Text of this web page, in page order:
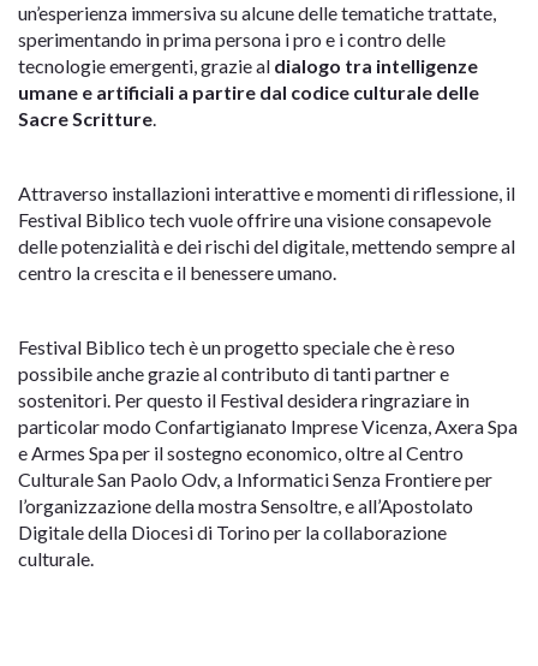
un’esperienza immersiva su alcune delle tematiche trattate,
sperimentando in prima persona i pro e i contro delle
tecnologie emergenti, grazie al dialogo tra intelligenze
umane e artificiali a partire dal codice culturale delle
Sacre Scritture.
Attraverso installazioni interattive e momenti di riflessione, il
Festival Biblico tech vuole offrire una visione consapevole
delle potenzialità e dei rischi del digitale, mettendo sempre al
centro la crescita e il benessere umano.
Festival Biblico tech è un progetto speciale che è reso
possibile anche grazie al contributo di tanti partner e
sostenitori. Per questo il Festival desidera ringraziare in
particolar modo Confartigianato Imprese Vicenza, Axera Spa
e Armes Spa per il sostegno economico, oltre al Centro
Culturale San Paolo Odv, a Informatici Senza Frontiere per
l’organizzazione della mostra Sensoltre, e all’Apostolato
Digitale della Diocesi di Torino per la collaborazione
culturale.